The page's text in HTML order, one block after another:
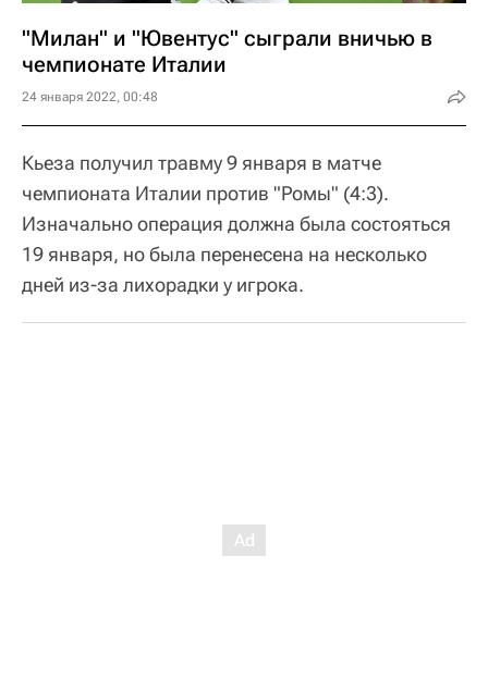
"Милан" и "Ювентус" сыграли вничью в
чемпионате Италии
24 января 2022, 00:48
Кьеза получил травму 9 января в матче
чемпионата Италии против "Ромы" (4:3).
Изначально операция должна была состояться
19 января, но была перенесена на несколько
дней из-за лихорадки у игрока.